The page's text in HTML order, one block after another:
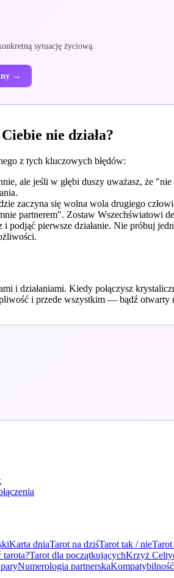
sytuację życiową.
→
nie działa?
z tych kluczowych błędów:
ale jeśli w głębi duszy uważasz, że
zaczyna się wolna wola drugiego
partnerem". Zostaw Wszechświatowi
podjąć pierwsze działanie. Nie próbuj
i działaniami. Kiedy połączysz
i przede wszystkim — bądź otwarty
Karta dniaTarot na dziśTarot tak / nie
tarota?Tarot dla początkującychKrzyż
Numerologia partnerska